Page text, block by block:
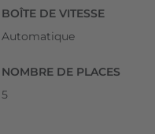
BOÎTE DE VITESSE
Automatique
NOMBRE DE PLACES
5